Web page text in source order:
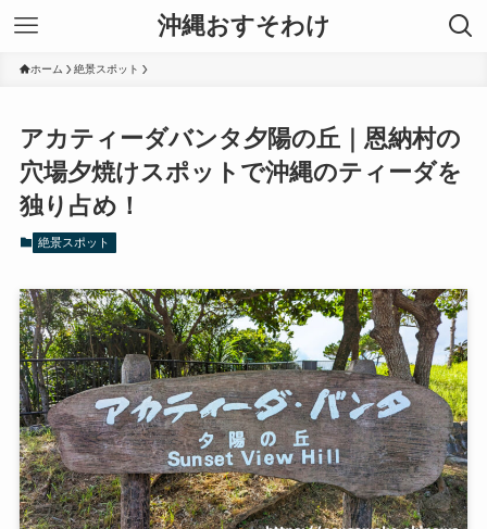
沖縄おすそわけ
ホーム 絶景スポット
アカティーダバンタ夕陽の丘｜恩納村の
穴場夕焼けスポットで沖縄のティーダを
独り占め！
絶景スポット